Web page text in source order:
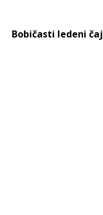
Bobičasti ledeni čaj